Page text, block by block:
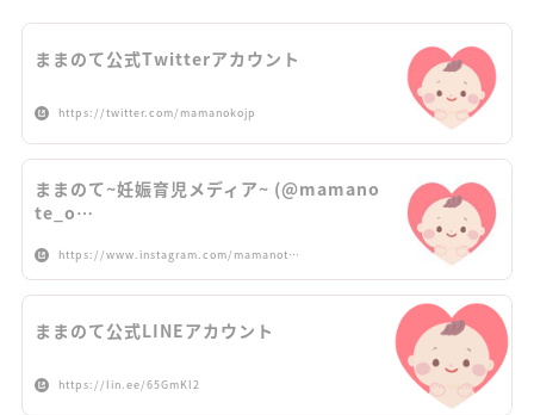
ままのて公式Twitterアカウント
https://twitter.com/mamanokojp
ままのて~妊娠育児メディア~ (@mamano
te_o…
https://www.instagram.com/mamanot…
ままのて公式LINEアカウント
https://lin.ee/65GmKl2